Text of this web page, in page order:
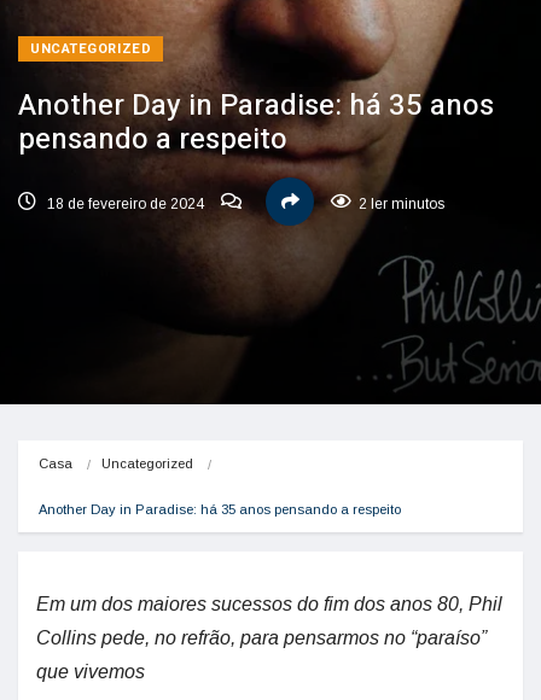
UNCATEGORIZED
Another Day in Paradise: há 35 anos
pensando a respeito
18 de fevereiro de 2024 2 ler minutos
Casa Uncategorized
Another Day in Paradise: há 35 anos pensando a respeito
Em um dos maiores sucessos do fim dos anos 80, Phil
Collins pede, no refrão, para pensarmos no “paraíso”
que vivemos